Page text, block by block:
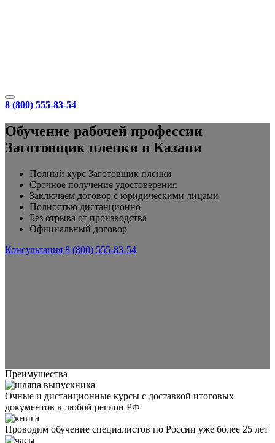
8 (800) 555-83-54
Обучение рабочей профессии
Заготовщик пленки в Казани
Полный курс Заготовщик пленки
Срочное получение удостоверения
Заключаем договор с юридическими лицами
Полностью дистанционно
Без отрыва от производства
Официальный договор
Консультация 8 (800) 555-83-54
Преимущества
Очные и дистанционные курсы с доставкой итоговых
документов в любой регион РФ
Проводим обучение специалистов по России уже более 25 лет